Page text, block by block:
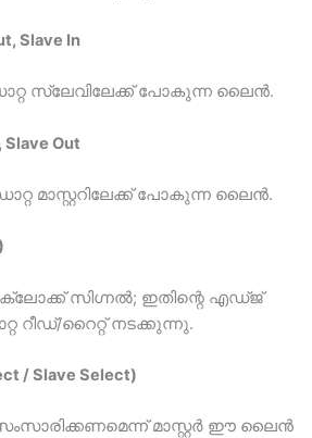
Slave In
സ്ലേവിലേക്ക് പോകുന്ന ലൈൻ.
Slave Out
മാസ്റ്ററിലേക്ക് പോകുന്ന ലൈൻ.
ക്ലോക്ക് സിഗ്നൽ; ഇതിന്റെ എഡ്ജ്‌
റീഡ്/റൈറ്റ് നടക്കുന്നു.
/ Slave Select)
മാസ്റ്റർ ഈ ലൈൻ